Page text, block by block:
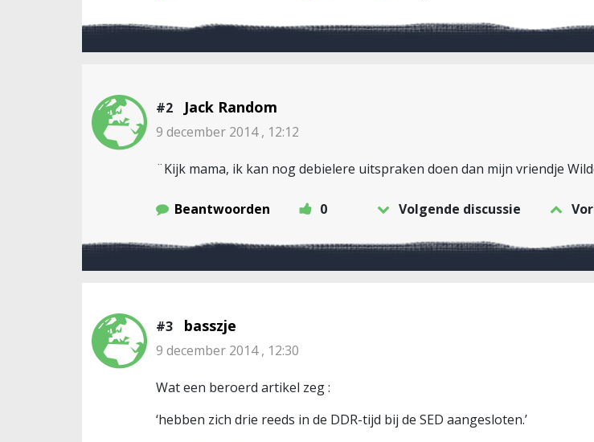
#2 Jack Random
9 december 2014 , 12:12
¨Kijk mama, ik kan nog debielere uitspraken doen dan mijn vriendje
Beantwoorden 0 Volgende discussie
#3 basszje
9 december 2014 , 12:30
Wat een beroerd artikel zeg :
‘hebben zich drie reeds in de DDR-tijd bij de SED aangesloten.’